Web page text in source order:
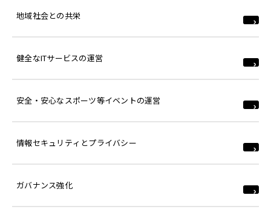
地域社会との共栄
健全なITサービスの運営
安全・安心なスポーツ等イベントの運営
情報セキュリティとプライバシー
ガバナンス強化